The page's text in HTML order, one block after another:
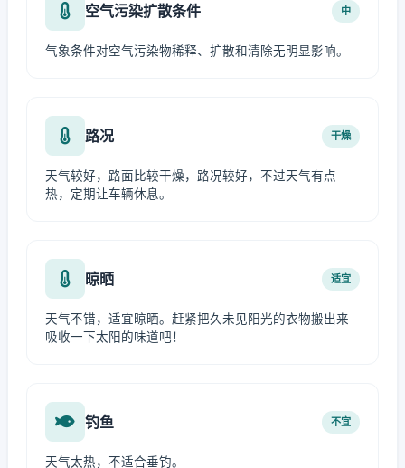
空气污染扩散条件 中
气象条件对空气污染物稀释、扩散和清除无明显影响。
路况 干燥
天气较好，路面比较干燥，路况较好，不过天气有点
热，定期让车辆休息。
晾晒 适宜
天气不错，适宜晾晒。赶紧把久未见阳光的衣物搬出来
吸收一下太阳的味道吧！
钓鱼 不宜
天气太热，不适合垂钓。